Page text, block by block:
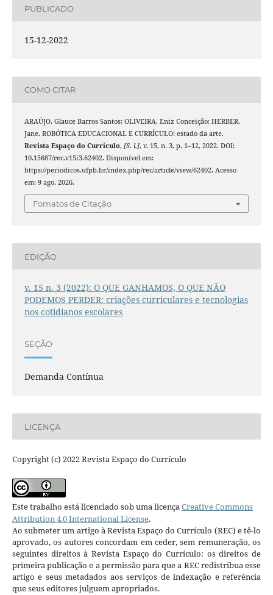
PUBLICADO
15-12-2022
COMO CITAR
ARAÚJO, Glauce Barros Santos; OLIVEIRA, Eniz Conceição; HERBER,
Jane. ROBÓTICA EDUCACIONAL E CURRÍCULO: estado da arte.
Revista Espaço do Currículo, [S. l.], v. 15, n. 3, p. 1–12, 2022. DOI:
10.15687/rec.v15i3.62402. Disponível em:
https://periodicos.ufpb.br/index.php/rec/article/view/62402. Acesso
em: 9 ago. 2026.
Fomatos de Citação
EDIÇÃO
v. 15 n. 3 (2022): O QUE GANHAMOS, O QUE NÃO
PODEMOS PERDER: criações curriculares e tecnologias
nos cotidianos escolares
SEÇÃO
Demanda Contínua
LICENÇA
Copyright (c) 2022 Revista Espaço do Currículo
Este trabalho está licenciado sob uma licençaCreative Commons
Attribution 4.0 International License.
Ao submeter um artigo à Revista Espaço do Currículo (REC) e tê-lo
aprovado, os autores concordam em ceder, sem remuneração, os
seguintes direitos à Revista Espaço do Currículo: os direitos de
primeira publicação e a permissão para que a REC redistribua esse
artigo e seus metadados aos serviços de indexação e referência
que seus editores julguem apropriados.